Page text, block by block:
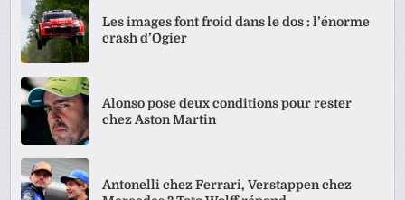
Les images font froid dans le dos : l’énorme
crash d’Ogier
Alonso pose deux conditions pour rester
chez Aston Martin
Antonelli chez Ferrari, Verstappen chez